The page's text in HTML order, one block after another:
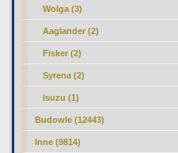
Wolga (3)
Aaglander (2)
Fisker (2)
Syrena (2)
Isuzu (1)
Budowle (12443)
Inne (9814)